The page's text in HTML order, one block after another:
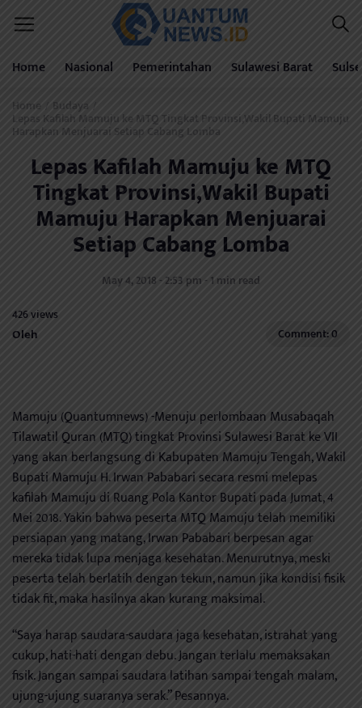
Home Nasional Pemerintahan Sulawesi Barat
Home / Budaya /
Lepas Kafilah Mamuju ke MTQ Tingkat Provinsi,Wakil Bupati Mamuju
Harapkan Menjuarai Setiap Cabang Lomba
Lepas Kafilah Mamuju ke MTQ
Tingkat Provinsi,Wakil Bupati
Mamuju Harapkan Menjuarai
Setiap Cabang Lomba
May 4, 2018 - 2:53 pm - 1 min read
426 views
Oleh Comment: 0
Mamuju (Quantumnews) -Menuju perlombaan Musabaqah
Tilawatil Quran (MTQ) tingkat Provinsi Sulawesi Barat ke VII
yang akan berlangsung di Kabupaten Mamuju Tengah, Wakil
Bupati Mamuju H. Irwan Pababari secara resmi melepas
kafilah Mamuju di Ruang Pola Kantor Bupati pada Jumat, 4
Mei 2018. Yakin bahwa peserta MTQ Mamuju telah memiliki
persiapan yang matang, Irwan Pababari berpesan agar
mereka tidak lupa menjaga kesehatan. Menurutnya, meski
peserta telah berlatih dengan tekun, namun jika kondisi fisik
tidak fit, maka hasilnya akan kurang maksimal.
“Saya harap saudara-saudara jaga kesehatan, istrahat yang
cukup, hati-hati dengan debu. Jangan terlalu memaksakan
fisik. Jangan sampai saudara latihan sampai tengah malam,
ujung-ujung suaranya serak.” Pesannya.